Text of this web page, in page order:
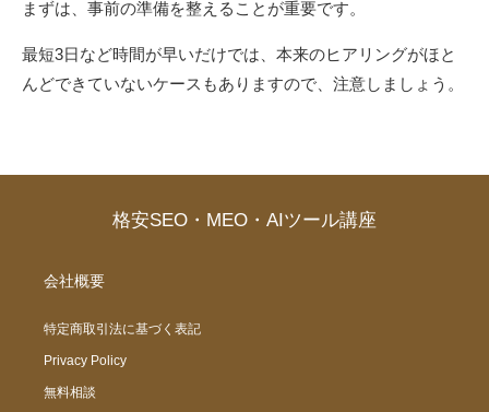
まずは、事前の準備を整えることが重要です。
最短3日など時間が早いだけでは、本来のヒアリングがほと
んどできていないケースもありますので、注意しましょう。
格安SEO・MEO・AIツール講座
会社概要
特定商取引法に基づく表記
Privacy Policy
無料相談